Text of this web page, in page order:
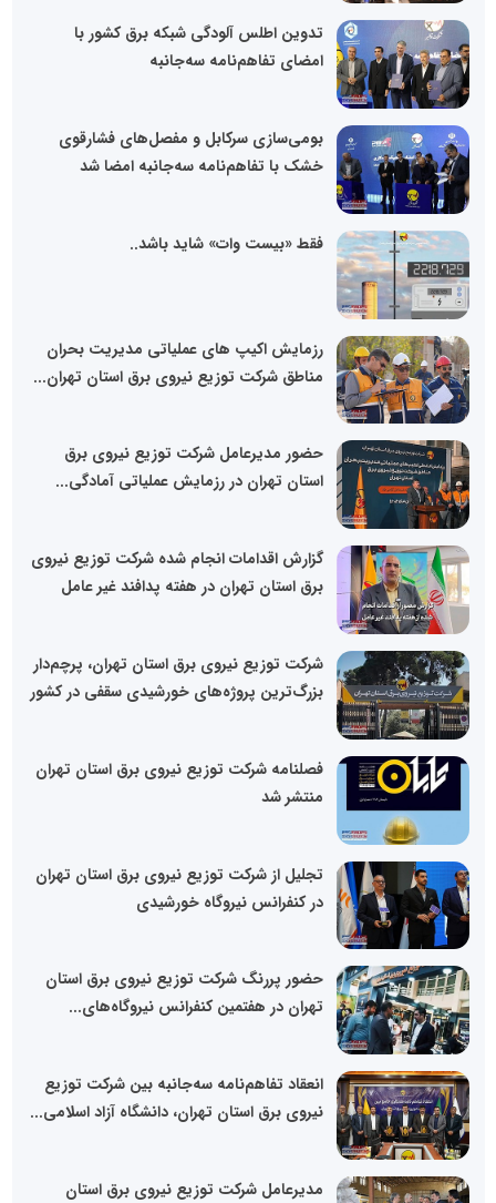
تدوین اطلس آلودگی شبکه برق کشور با
امضای تفاهم‌نامه سه‌جانبه
بومی‌سازی سرکابل و مفصل‌های فشارقوی
خشک با تفاهم‌نامه سه‌جانبه امضا شد
فقط «بیست وات» شاید باشد..
رزمایش اکیپ های عملیاتی مدیریت بحران
مناطق شرکت توزیع نیروی برق استان تهران...
حضور مدیرعامل شرکت توزیع نیروی برق
استان تهران در رزمایش عملیاتی آمادگی...
گزارش اقدامات انجام شده شرکت توزیع نیروی
برق استان تهران در هفته پدافند غیر عامل
شرکت توزیع نیروی برق استان تهران، پرچم‌دار
بزرگ‌ترین پروژه‌های خورشیدی سقفی در کشور
فصلنامه شرکت توزیع نیروی برق استان تهران
منتشر شد
تجلیل از شرکت توزیع نیروی برق استان تهران
در کنفرانس نیروگاه خورشیدی
حضور پررنگ شرکت توزیع نیروی برق استان
تهران در هفتمین کنفرانس نیروگاه‌های...
انعقاد تفاهم‌نامه سه‌جانبه بین شرکت توزیع
نیروی برق استان تهران، دانشگاه آزاد اسلامی...
مدیرعامل شرکت توزیع نیروی برق استان